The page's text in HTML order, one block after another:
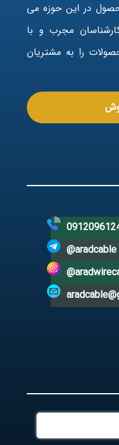
در این حوزه می
مجرب و با
را به مشتریان
@aradcable